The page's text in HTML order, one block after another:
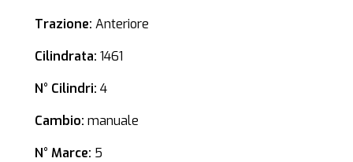
Trazione: Anteriore
Cilindrata: 1461
N° Cilindri: 4
Cambio: manuale
N° Marce: 5